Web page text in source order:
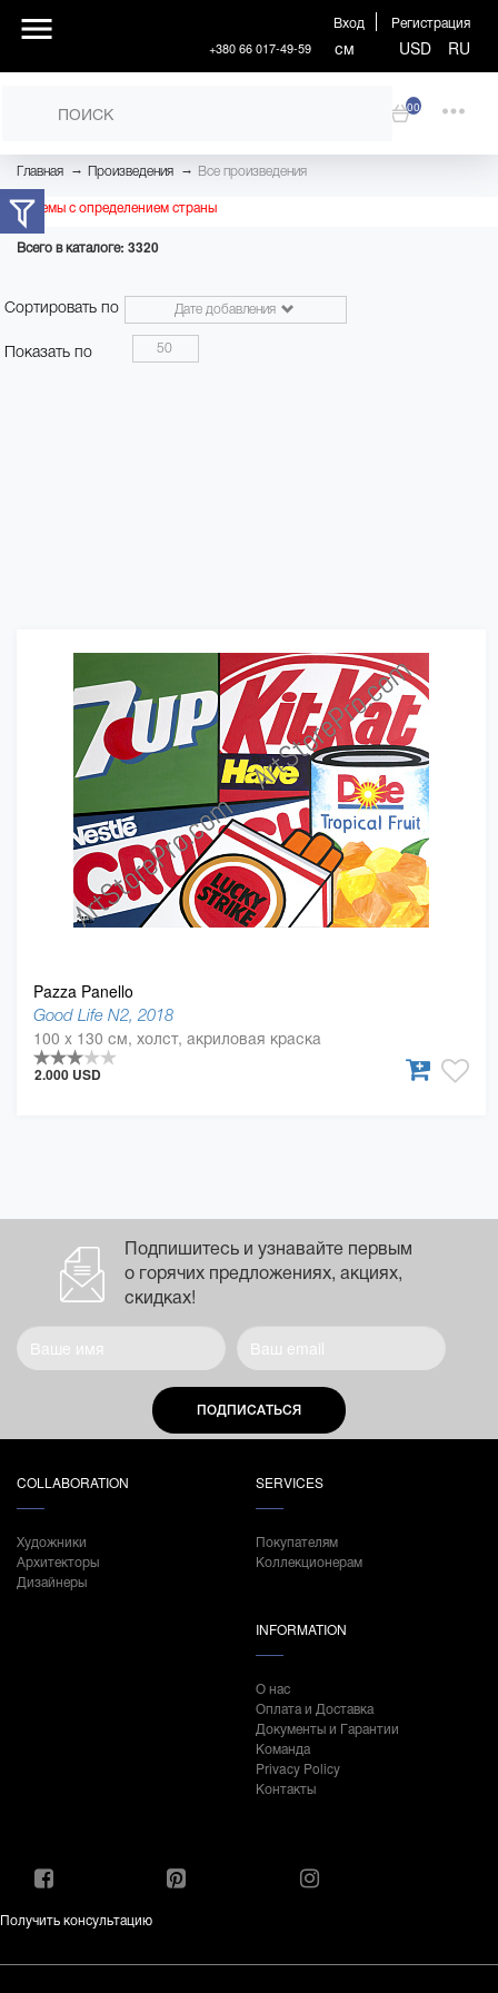
Вход Регистрация
+380 66 017-49-59 см USD RU
00
Главная → Произведения → Все произведения
Проблемы с определением страны
Всего в каталоге: 3320
Сортировать по Дате добавления
Показать по 50
Pazza Panello
Good Life N2, 2018
100 x 130 см, холст, акриловая краска
2.000 USD
Подпишитесь и узнавайте первым
о горячих предложениях, акциях,
скидках!
ПОДПИСАТЬСЯ
COLLABORATION
Художники
Архитекторы
Дизайнеры
SERVICES
Покупателям
Коллекционерам
INFORMATION
О нас
Оплата и Доставка
Документы и Гарантии
Команда
Privacy Policy
Контакты
Получить консультацию